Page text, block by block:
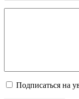
Подписаться на